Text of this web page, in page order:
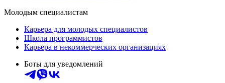
Молодым специалистам
Карьера для молодых специалистов
Школа программистов
Карьера в некоммерческих организациях
Боты для уведомлений